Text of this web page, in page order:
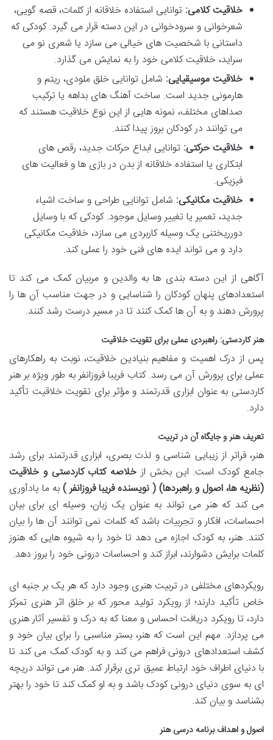
خلاقیت کلامی: توانایی استفاده خلاقانه از کلمات، قصه گویی،
شعرخوانی و سرودخوانی در این دسته قرار می گیرد. کودکی که
داستانی با شخصیت های خیالی می سازد یا شعری نو می
سراید، خلاقیت کلامی خود را به نمایش می گذارد.
خلاقیت موسیقیایی: شامل توانایی خلق ملودی، ریتم و
هارمونی جدید است. ساخت آهنگ های بداهه یا ترکیب
صداهای مختلف، نمونه هایی از این نوع خلاقیت هستند که
می توانند در کودکان بروز پیدا کنند.
خلاقیت حرکتی: توانایی ابداع حرکات جدید، رقص های
ابتکاری یا استفاده خلاقانه از بدن در بازی ها و فعالیت های
فیزیکی.
خلاقیت مکانیکی: شامل توانایی طراحی و ساخت اشیاء
جدید، تعمیر یا تغییر وسایل موجود. کودکی که با وسایل
دورریختنی یک وسیله کاربردی می سازد، خلاقیت مکانیکی
دارد و می تواند ایده های فنی خود را عملی کند.
آگاهی از این دسته بندی ها به والدین و مربیان کمک می کند تا
استعدادهای پنهان کودکان را شناسایی و در جهت مناسب آن ها را
پرورش دهند و به آن ها کمک کنند تا در مسیر درست رشد کنند.
هنر کاردستی: راهبردی عملی برای تقویت خلاقیت
پس از درک اهمیت و مفاهیم بنیادین خلاقیت، نوبت به راهکارهای
عملی برای پرورش آن می رسد. کتاب فریبا فروزانفر به طور ویژه بر هنر
کاردستی به عنوان ابزاری قدرتمند و مؤثر برای تقویت خلاقیت تأکید
دارد.
تعریف هنر و جایگاه آن در تربیت
هنر، فراتر از زیبایی شناسی و لذت بصری، ابزاری قدرتمند برای رشد
جامع کودک است. این بخش از خلاصه کتاب کاردستی و خلاقیت
(نظریه ها، اصول و راهبردها) ( نویسنده فریبا فروزانفر )به ما یادآوری
می کند که هنر می تواند به عنوان یک زبان، وسیله ای برای بیان
احساسات، افکار و تجربیات باشد که کلمات نمی توانند آن ها را بیان
کنند. هنر، به کودک اجازه می دهد تا خود را به شیوه هایی که هنوز
کلمات برایش دشوارند، ابراز کند و احساسات درونی خود را بروز دهد.
رویکردهای مختلفی در تربیت هنری وجود دارد که هر یک بر جنبه ای
خاص تأکید دارند؛ از رویکرد تولید محور که بر خلق اثر هنری تمرکز
دارد، تا رویکرد دریافت احساس و معنا که به درک و تفسیر آثار هنری
می پردازد. مهم این است که هنر، بستر مناسبی را برای بیان خود و
کشف استعدادهای درونی فراهم می کند و به کودک کمک می کند تا
با دنیای اطراف خود ارتباط عمیق تری برقرار کند. هنر می تواند دریچه
ای به سوی دنیای درونی کودک باشد و به او کمک کند تا خود را بهتر
بشناسد و بیان کند.
اصول و اهداف برنامه درسی هنر